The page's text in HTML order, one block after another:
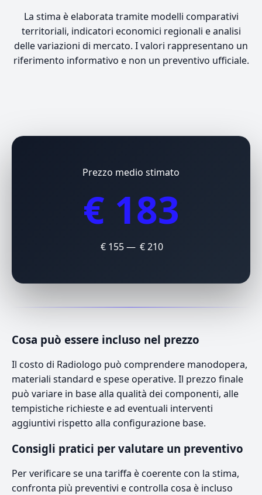
La stima è elaborata tramite modelli comparativi
territoriali, indicatori economici regionali e analisi
delle variazioni di mercato. I valori rappresentano un
riferimento informativo e non un preventivo ufficiale.
Prezzo medio stimato
€ 183
€ 155 — € 210
Cosa può essere incluso nel prezzo
Il costo di Radiologo può comprendere manodopera,
materiali standard e spese operative. Il prezzo finale
può variare in base alla qualità dei componenti, alle
tempistiche richieste e ad eventuali interventi
aggiuntivi rispetto alla configurazione base.
Consigli pratici per valutare un preventivo
Per verificare se una tariffa è coerente con la stima,
confronta più preventivi e controlla cosa è incluso